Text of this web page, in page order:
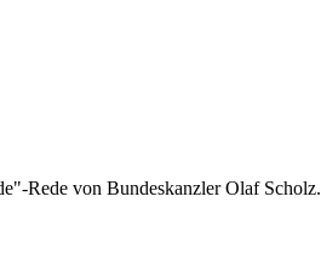
Rede von Bundeskanzler Olaf Scholz.